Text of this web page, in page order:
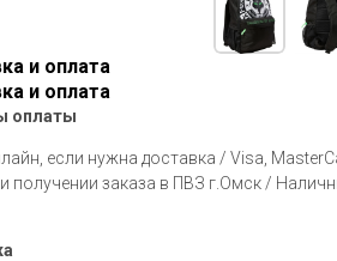
и оплата
и оплата
оплаты
если нужна доставка / Visa,
получении заказа в ПВЗ г.Омск /